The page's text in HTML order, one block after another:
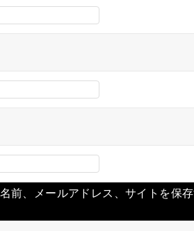
前、メールアドレス、サイトを保